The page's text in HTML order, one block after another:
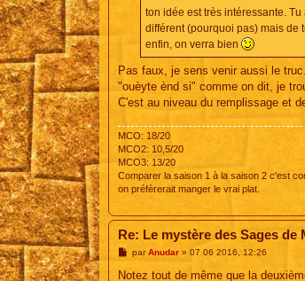
ton idée est très intéressante.
différent (pourquoi pas) mais de
enfin, on verra bien
Pas faux, je sens venir aussi le
"ouèyte ènd si" comme on dit, je
C'est au niveau du remplissage et
MCO: 18/20
MCO2: 10,5/20
MCO3: 13/20
Comparer la saison 1 à la saison 2 c'est
on préfèrerait manger le vrai plat.
Re: Le mystère des Sages
M
s
parAnudar» 07 06 2016, 12:26
Notez tout de même que la